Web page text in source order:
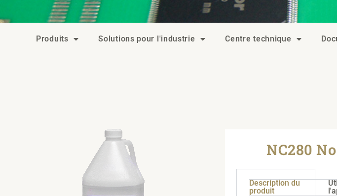
Produits Solutions pour l'industrie Centre technique
NC280
Description du
produit